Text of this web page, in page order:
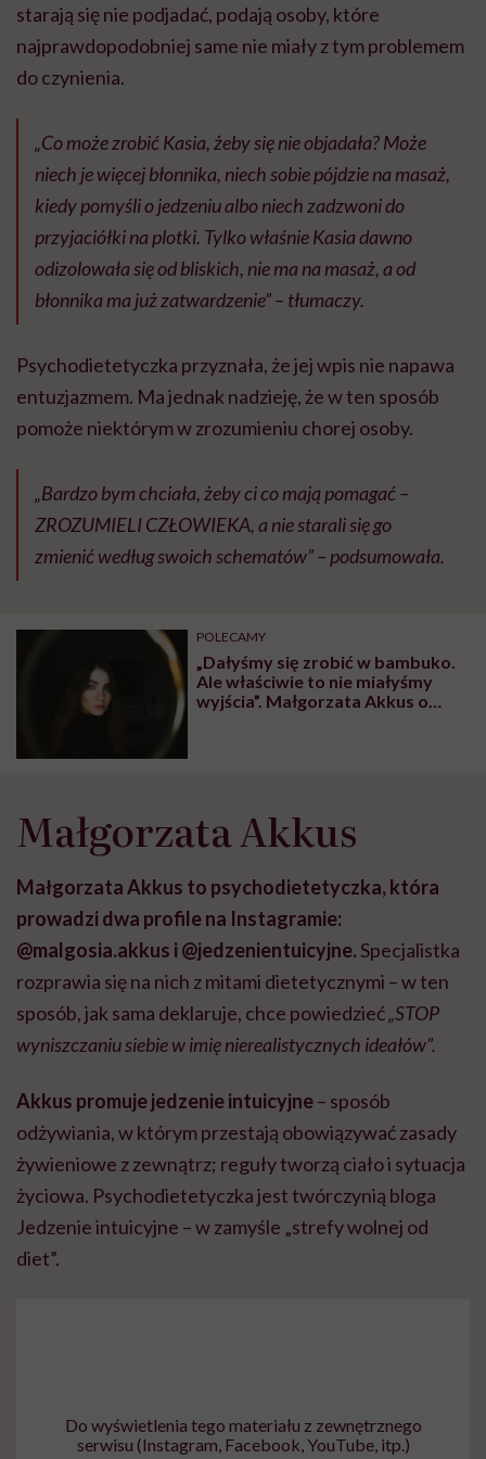
starają się nie podjadać, podają osoby, które
najprawdopodobniej same nie miały z tym problemem
do czynienia.
„Co może zrobić Kasia, żeby się nie objadała? Może
niech je więcej błonnika, niech sobie pójdzie na masaż,
kiedy pomyśli o jedzeniu albo niech zadzwoni do
przyjaciółki na plotki. Tylko właśnie Kasia dawno
odizolowała się od bliskich, nie ma na masaż, a od
błonnika ma już zatwardzenie” – tłumaczy.
Psychodietetyczka przyznała, że jej wpis nie napawa
entuzjazmem. Ma jednak nadzieję, że w ten sposób
pomoże niektórym w zrozumieniu chorej osoby.
„Bardzo bym chciała, żeby ci co mają pomagać –
ZROZUMIELI CZŁOWIEKA, a nie starali się go
zmienić według swoich schematów” – podsumowała.
POLECAMY
„Dałyśmy się zrobić w bambuko.
Ale właściwie to nie miałyśmy
wyjścia”. Małgorzata Akkus o
Małgorzata Akkus
Małgorzata Akkus to psychodietetyczka, która
prowadzi dwa profile na Instagramie:
@malgosia.akkus i @jedzenientuicyjne.Specjalistka
rozprawia się na nich z mitami dietetycznymi – w ten
sposób, jak sama deklaruje, chce powiedzieć„STOP
wyniszczaniu siebie w imię nierealistycznych ideałów”.
Akkus promuje jedzenie intuicyjne– sposób
odżywiania, w którym przestają obowiązywać zasady
żywieniowe z zewnątrz; reguły tworzą ciało i sytuacja
życiowa. Psychodietetyczka jest twórczynią bloga
Jedzenie intuicyjne – w zamyśle „strefy wolnej od
diet”.
Do wyświetlenia tego materiału z zewnętrznego
serwisu (Instagram, Facebook, YouTube, itp.)